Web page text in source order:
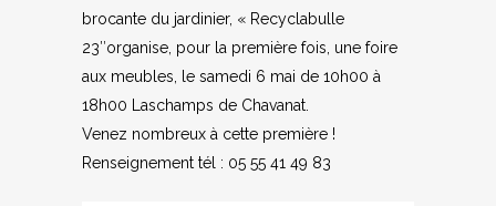
brocante du jardinier, « Recyclabulle
23″organise, pour la première fois, une foire
aux meubles, le samedi 6 mai de 10h00 à
18h00 Laschamps de Chavanat.
Venez nombreux à cette première !
Renseignement tél : 05 55 41 49 83